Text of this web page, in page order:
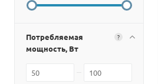
Потребляемая
мощность, Вт
?